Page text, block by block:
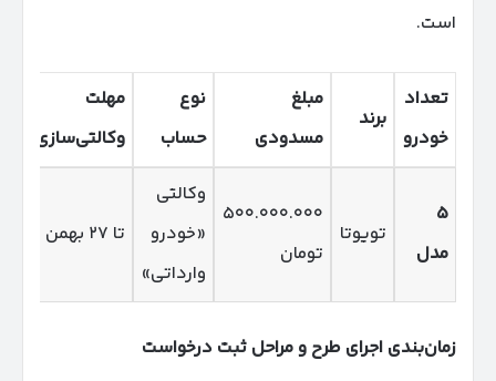
است.
تعداد
خودرو
برند
مبلغ
مسدودی
نوع
حساب
مهلت
وکالتی‌سازی
۵
مدل
تویوتا
۵۰۰.۰۰۰.۰۰۰
تومان
وکالتی
«خودرو
وارداتی»
تا ۲۷ بهمن
زمان‌بندی اجرای طرح و مراحل ثبت درخواست